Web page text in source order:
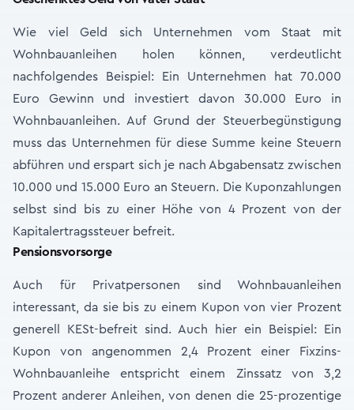
Wie viel Geld sich Unternehmen vom Staat mit
Wohnbauanleihen holen können, verdeutlicht
nachfolgendes Beispiel: Ein Unternehmen hat 70.000
Euro Gewinn und investiert davon 30.000 Euro in
Wohnbauanleihen. Auf Grund der Steuerbegünstigung
muss das Unternehmen für diese Summe keine Steuern
abführen und erspart sich je nach Abgabensatz zwischen
10.000 und 15.000 Euro an Steuern. Die Kuponzahlungen
selbst sind bis zu einer Höhe von 4 Prozent von der
Kapitalertragssteuer befreit.
Pensionsvorsorge
Auch für Privatpersonen sind Wohnbauanleihen
interessant, da sie bis zu einem Kupon von vier Prozent
generell KESt-befreit sind. Auch hier ein Beispiel: Ein
Kupon von angenommen 2,4 Prozent einer Fixzins-
Wohnbauanleihe entspricht einem Zinssatz von 3,2
Prozent anderer Anleihen, von denen die 25-prozentige